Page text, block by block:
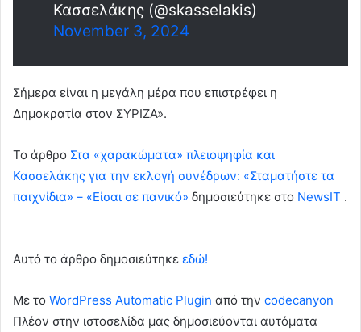
Κασσελάκης (@skasselakis)
November 3, 2024
Σήμερα είναι η μεγάλη μέρα που επιστρέφει η
Δημοκρατία στον ΣΥΡΙΖΑ».
To άρθρο Στα «χαρακώματα» πλειοψηφία και
Κασσελάκης για την εκλογή συνέδρων: «Σταματήστε τα
παιχνίδια» – «Είσαι σε πανικό» δημοσιεύτηκε στο NewsIT .
Αυτό το άρθρο δημοσιεύτηκε εδώ!
Με το WordPress Automatic Plugin από την codecanyon
Πλέον στην ιστοσελίδα μας δημοσιεύονται αυτόματα